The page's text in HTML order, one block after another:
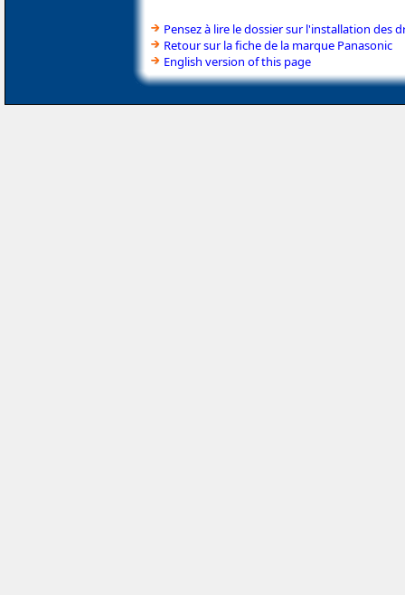
Pensez à lire le dossier sur l'installation des
Retour sur la fiche de la marque Panasonic
English version of this page